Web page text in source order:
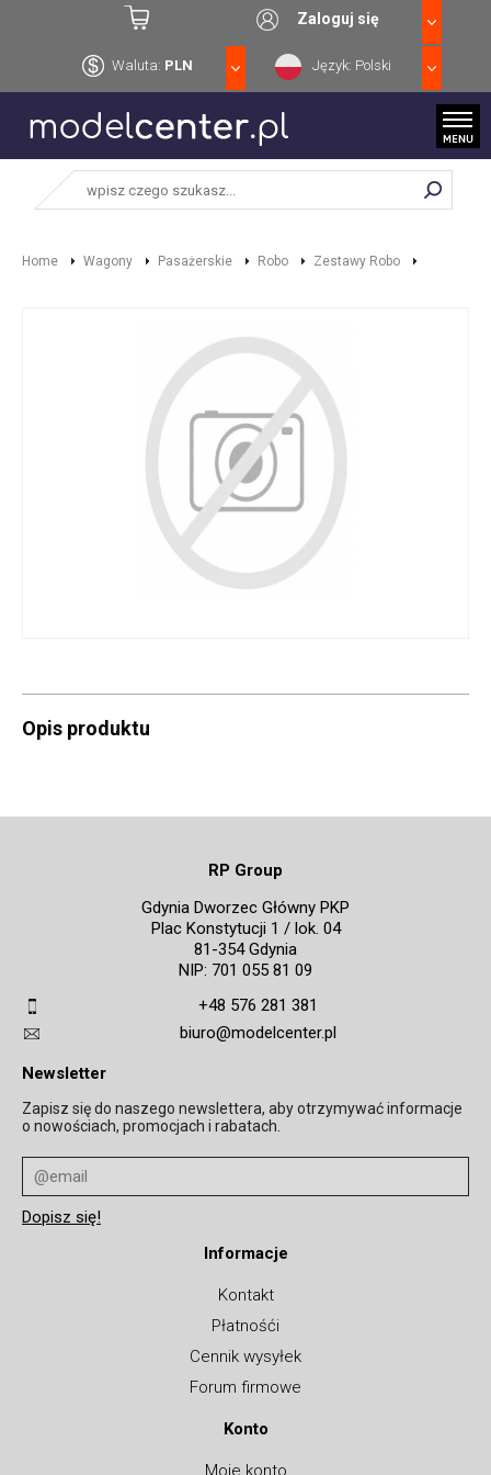
Zaloguj się
Waluta: PLN Język: Polski
Home Wagony Pasażerskie Robo Zestawy Robo
Opis produktu
RP Group
Gdynia Dworzec Główny PKP
Plac Konstytucji 1 / lok. 04
81-354 Gdynia
NIP: 701 055 81 09
+48 576 281 381
biuro@modelcenter.pl
Informacje
Kontakt
Płatnośći
Cennik wysyłek
Forum firmowe
Konto
Moje konto
Newsletter
Zapisz się do naszego newslettera, aby otrzymywać informacje
o nowościach, promocjach i rabatach.